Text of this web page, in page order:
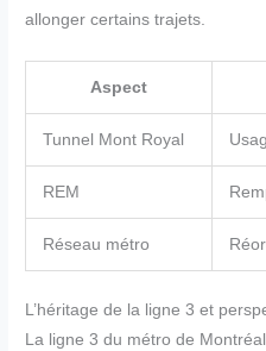
allonger certains trajets.
Aspect
Tunnel Mont Royal
REM
Réseau métro
L’héritage de la ligne 3 et
La ligne 3 du métro de